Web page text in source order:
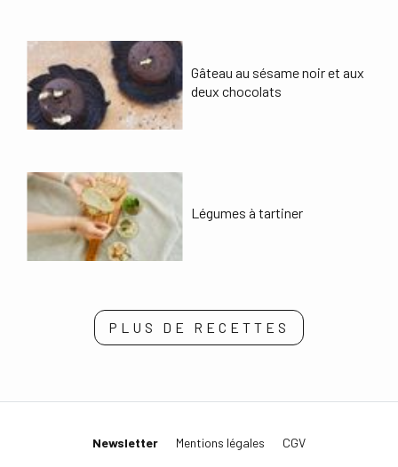
Gâteau au sésame noir et aux
deux chocolats
Légumes à tartiner
PLUS DE RECETTES
Newsletter Mentions légales CGV